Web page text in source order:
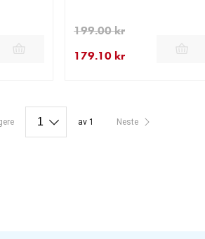
179.10 kr
199.00 kr
av 1 Neste